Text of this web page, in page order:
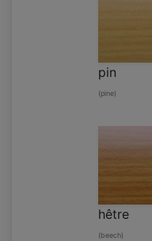
pin
(pine)
hêtre
(beech)